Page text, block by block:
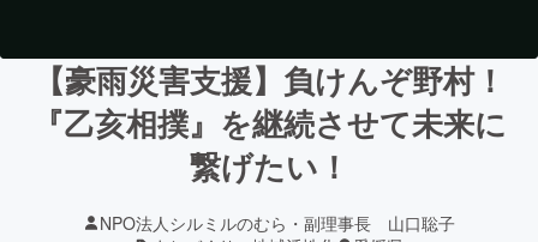
【豪雨災害支援】負けんぞ野村！
『乙亥相撲』を継続させて未来に
繋げたい！
NPO法人シルミルのむら・副理事長 山口聡子